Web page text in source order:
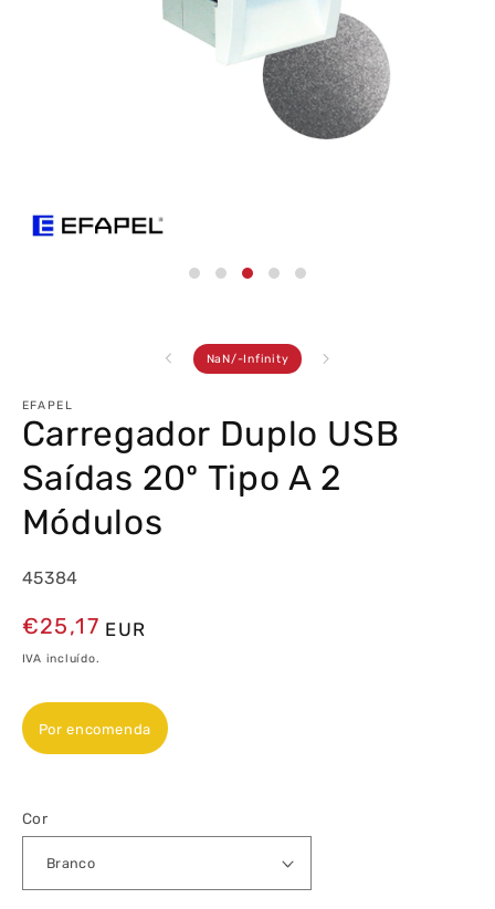
NaN/ de
-Infinity
EFAPEL
Carregador Duplo USB
Saídas 20º Tipo A 2
Módulos
45384
Preço
normal
€25,17 EUR
IVA incluído.
Por encomenda
Cor